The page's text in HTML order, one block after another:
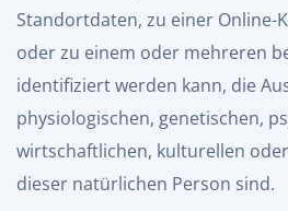
Standortdaten, zu einer Online-
oder zu einem oder mehreren
identifiziert werden kann, die
physiologischen, genetischen,
wirtschaftlichen, kulturellen
dieser natürlichen Person sind.